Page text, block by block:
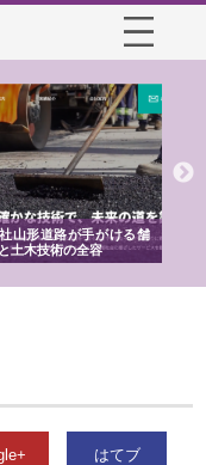
山形道路が手がける舗
土木技術の全容
はてブ